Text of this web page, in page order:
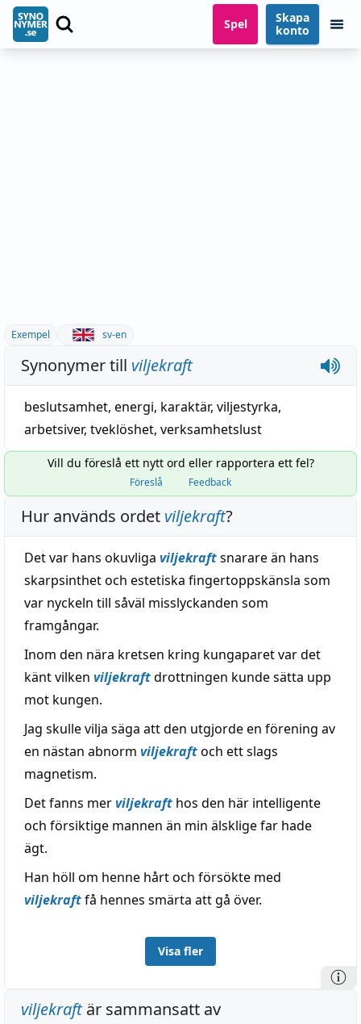
Spel
Skapa
konto
Exempel sv-en
Synonymer till viljekraft
beslutsamhet, energi, karaktär, viljestyrka,
arbetsiver, tveklöshet, verksamhetslust
Vill du föreslå ett nytt ord eller rapportera ett fel?
Föreslå Feedback
Hur används ordet viljekraft?
Det var hans okuvliga viljekraftsnarare än hans
skarpsinthet och estetiska fingertoppskänsla som
var nyckeln till såväl misslyckanden som
framgångar.
Inom den nära kretsen kring kungaparet var det
känt vilken viljekraftdrottningen kunde sätta upp
mot kungen.
Jag skulle vilja säga att den utgjorde en förening av
en nästan abnorm viljekraftoch ett slags
magnetism.
Det fanns merviljekraft hos den här intelligente
och försiktige mannen än min älsklige far hade
ägt.
Han höll om henne hårt och försökte med
viljekraftfå hennes smärta att gå över.
Visa fler
viljekraftär sammansatt av